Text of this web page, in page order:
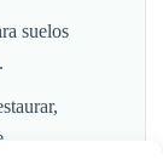
suelos